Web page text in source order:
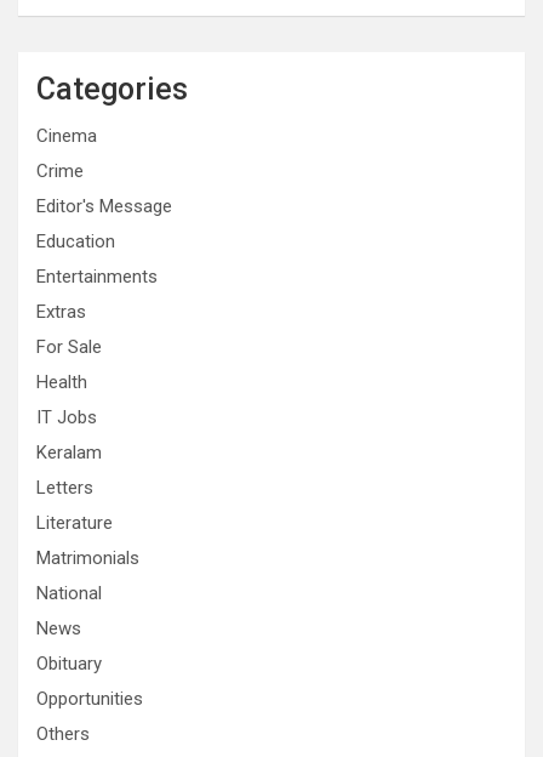
Categories
Cinema
Crime
Editor's Message
Education
Entertainments
Extras
For Sale
Health
IT Jobs
Keralam
Letters
Literature
Matrimonials
National
News
Obituary
Opportunities
Others